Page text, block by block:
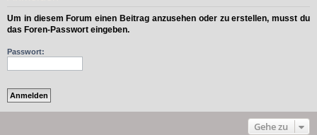
Um in diesem Forum einen Beitrag anzusehen oder zu erstellen, musst du
das Foren-Passwort eingeben.
Passwort:
Gehe zu